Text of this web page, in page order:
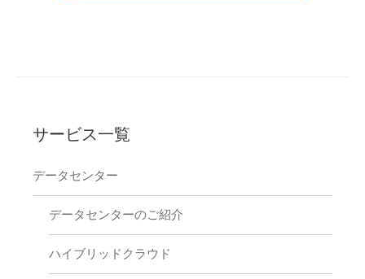
サービス一覧
データセンター
データセンターのご紹介
ハイブリッドクラウド